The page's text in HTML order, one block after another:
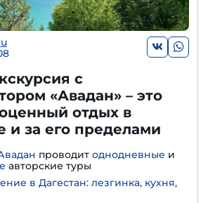
с
«Авадан» – это
отдых в
и за его пределами
проводит однодневные и
авторские туры
в Дагестан: лезгинка, кухня,